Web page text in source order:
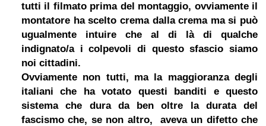
tutti il filmato prima del montaggio, ovviamente il
montatore ha scelto crema dalla crema ma si può
ugualmente intuire che al di là di qualche
indignato/a i colpevoli di questo sfascio siamo
noi cittadini.
Ovviamente non tutti, ma la maggioranza degli
italiani che ha votato questi banditi e questo
sistema che dura da ben oltre la durata del
fascismo che, se non altro, aveva un difetto che